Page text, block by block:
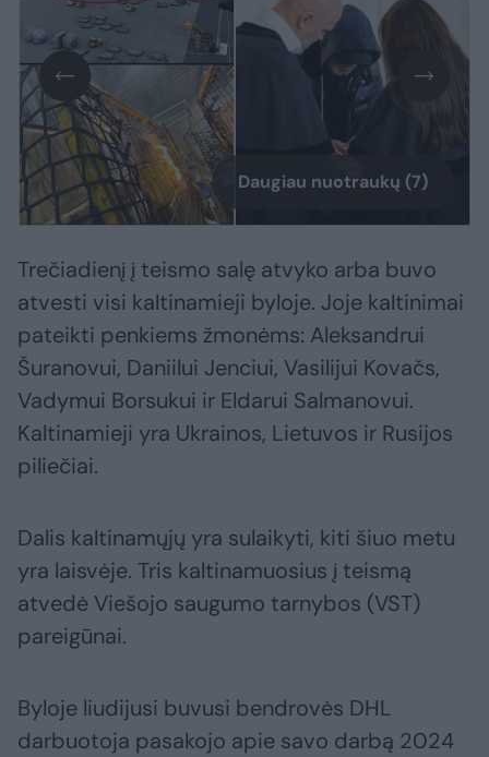
Daugiau nuotraukų (7)
Trečiadienį į teismo salę atvyko arba buvo
atvesti visi kaltinamieji byloje. Joje kaltinimai
pateikti penkiems žmonėms: Aleksandrui
Šuranovui, Daniilui Jenciui, Vasilijui Kovačs,
Vadymui Borsukui ir Eldarui Salmanovui.
Kaltinamieji yra Ukrainos, Lietuvos ir Rusijos
piliečiai.
Dalis kaltinamųjų yra sulaikyti, kiti šiuo metu
yra laisvėje. Tris kaltinamuosius į teismą
atvedė Viešojo saugumo tarnybos (VST)
pareigūnai.
Byloje liudijusi buvusi bendrovės DHL
darbuotoja pasakojo apie savo darbą 2024